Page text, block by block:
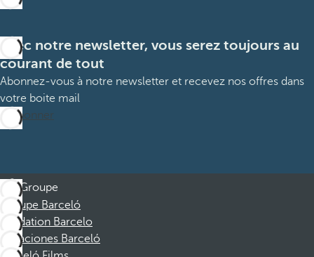
Avec notre newsletter, vous serez toujours au
courant de tout
Abonnez-vous à notre newsletter et recevez nos offres dans
votre boite mail
M’abonner
Groupe
Groupe Barceló
Fondation Barcelo
Vacaciones Barceló